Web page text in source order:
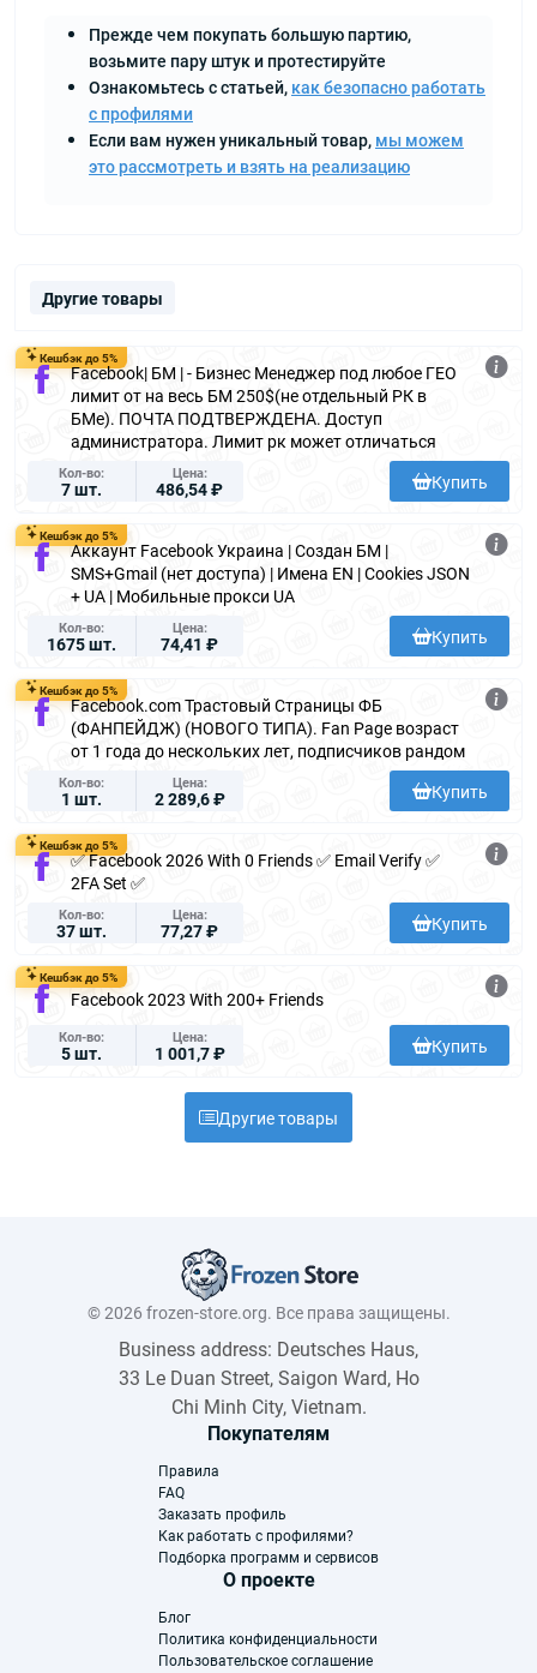
Прежде чем покупать большую партию,
возьмите пару штук и протестируйте
Ознакомьтесь с статьей, как безопасно работать
с профилями
Если вам нужен уникальный товар, мы можем
это рассмотреть и взять на реализацию
Другие товары
Кешбэк до 5%
Facebook| БМ | - Бизнес Менеджер под любое ГЕО
лимит от на весь БМ 250$(не отдельный РК в
БМе). ПОЧТА ПОДТВЕРЖДЕНА. Доступ
администратора. Лимит рк может отличаться
Кол-во
7 шт.
Цена
486,54 ₽ Купить
Кешбэк до 5%
Аккаунт Facebook Украина | Создан БМ |
SMS+Gmail (нет доступа) | Имена EN | Cookies JSON
+ UA | Мобильные прокси UA
Кол-во
1675 шт.
Цена
74,41 ₽ Купить
Кешбэк до 5%
Facebook.com Трастовый Страницы ФБ
(ФАНПЕЙДЖ) (НОВОГО ТИПА). Fan Page возраст
от 1 года до нескольких лет, подписчиков рандом
Кол-во
1 шт.
Цена
2 289,6 ₽ Купить
Кешбэк до 5%
✅ Facebook 2026 With 0 Friends ✅ Email Verify ✅
2FA Set ✅
Кол-во
37 шт.
Цена
77,27 ₽ Купить
Кешбэк до 5%
Facebook 2023 With 200+ Friends
Кол-во
5 шт.
Цена
1 001,7 ₽ Купить
Другие товары
© 2026 frozen-store.org. Все права защищены.
Business address: Deutsches Haus,
33 Le Duan Street, Saigon Ward, Ho
Chi Minh City, Vietnam.
Покупателям
Правила
FAQ
Заказать профиль
Как работать с профилями?
Подборка программ и сервисов
О проекте
Блог
Политика конфиденциальности
Пользовательское соглашение